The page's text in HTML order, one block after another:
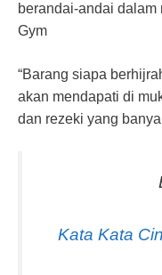
berandai-andai dalam
Gym
“Barang siapa
akan mendapati di
dan rezeki yang
Kata Kata